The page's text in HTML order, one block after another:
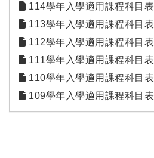
114學年入學適用課程科目表
113學年入學適用課程科目表
112學年入學適用課程科目表
111學年入學適用課程科目表
110學年入學適用課程科目表
109學年入學適用課程科目表